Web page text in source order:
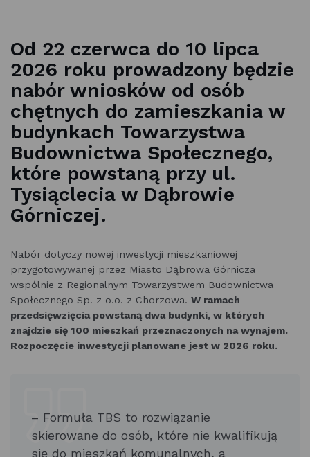
Od 22 czerwca do 10 lipca
2026 roku prowadzony będzie
nabór wniosków od osób
chętnych do zamieszkania w
budynkach Towarzystwa
Budownictwa Społecznego,
które powstaną przy ul.
Tysiąclecia w Dąbrowie
Górniczej.
Nabór dotyczy nowej inwestycji mieszkaniowej
przygotowywanej przez Miasto Dąbrowa Górnicza
wspólnie z Regionalnym Towarzystwem Budownictwa
Społecznego Sp. z o.o. z Chorzowa. W ramach
przedsięwzięcia powstaną dwa budynki, w których
znajdzie się 100 mieszkań przeznaczonych na wynajem.
Rozpoczęcie inwestycji planowane jest w 2026 roku.
– Formuła TBS to rozwiązanie
skierowane do osób, które nie kwalifikują
się do mieszkań komunalnych, a